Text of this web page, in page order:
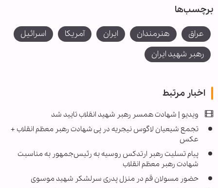
برچسب‌ها
عراق هنرمندان ایران آمریکا
اسرائیل
رهبر شهید ایران
اخبار مرتبط
ویدیو | شهادت همسر رهبر شهید انقلاب تایید شد
تجمع شیعیان لاگوس نیجریه در پی شهادت رهبر معظم انقلاب +
عکس
پیام تسلیت رهبر ارتدکس روسیه به رئیس‌جمهور به مناسبت
شهادت رهبر معظم انقلاب
حضور مسولان قم در منزل پدری سرلشکر شهید موسوی